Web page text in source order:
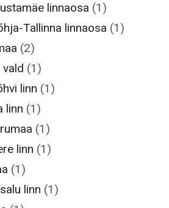
linnaosa (1)
Tallinna linnaosa (1)
(2)
(1)
linn (1)
linn (1)
(1)
linn (1)
(1)
linn (1)